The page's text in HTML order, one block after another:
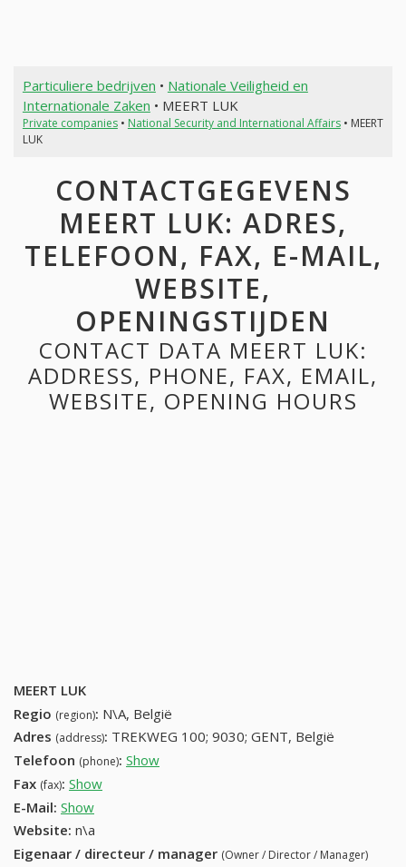
Particuliere bedrijven • Nationale Veiligheid en
Internationale Zaken • MEERT LUK
Private companies• National Security and International Affairs• MEERT
LUK
CONTACTGEGEVENS
MEERT LUK: ADRES,
TELEFOON, FAX, E-MAIL,
WEBSITE,
OPENINGSTIJDEN
CONTACT DATA MEERT LUK:
ADDRESS, PHONE, FAX, EMAIL,
WEBSITE, OPENING HOURS
MEERT LUK
Regio (region): N\A, België
Adres (address): TREKWEG 100; 9030; GENT, België
Telefoon (phone): Show
Fax (fax): Show
E-Mail: Show
Website: n\a
Eigenaar / directeur / manager (Owner / Director / Manager)